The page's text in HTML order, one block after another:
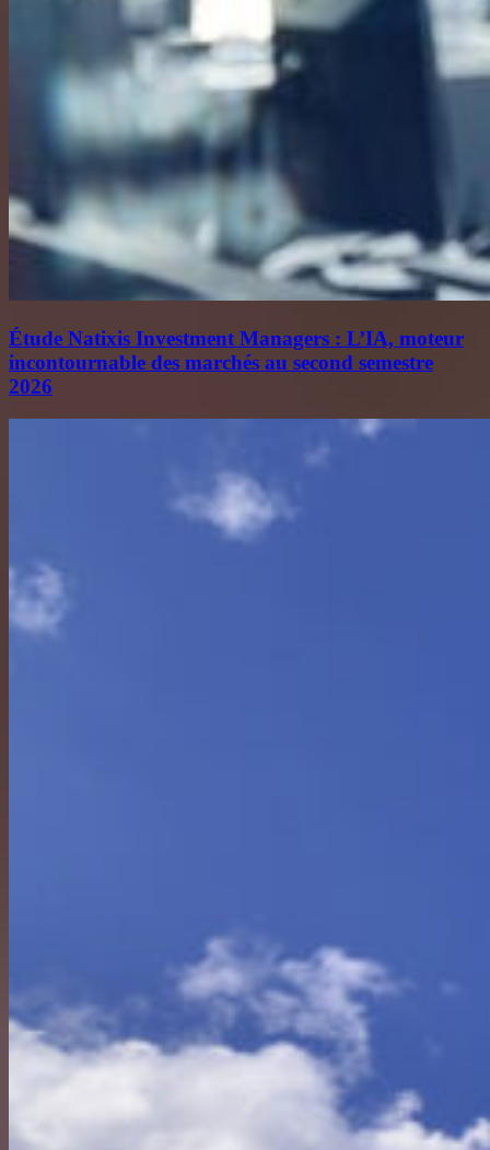
Étude Natixis Investment Managers : L’IA, moteur
incontournable des marchés au second semestre
2026